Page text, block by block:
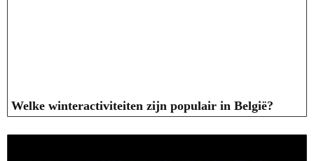
Welke winteractiviteiten zijn populair in België?